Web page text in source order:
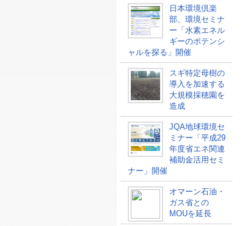
日本環境倶楽
部、環境セミナ
ー「水素エネル
ギーのポテンシ
ャルを探る」開催
スギ特定母樹の
導入を加速する
大規模採穂園を
造成
JQA地球環境セ
ミナー「平成29
年度省エネ関連
補助金活用セミ
ナー」開催
オマーン石油・
ガス省との
MOUを延長